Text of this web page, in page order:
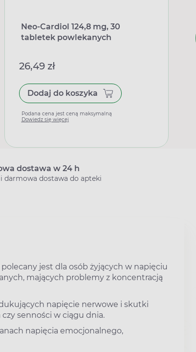
Neo-Cardiol 124,8 mg, 30
tabletek powlekanych
26,49 zł
Dodaj do koszyka
Podana cena jest ceną maksymalną
Dowiedz się więcej
dostawa w 24 h
darmowa dostawa do apteki
jest dla osób żyjących w napięciu
mających problemy z koncentracją
napięcie nerwowe i skutki
senności w ciągu dnia.
napięcia emocjonalnego,